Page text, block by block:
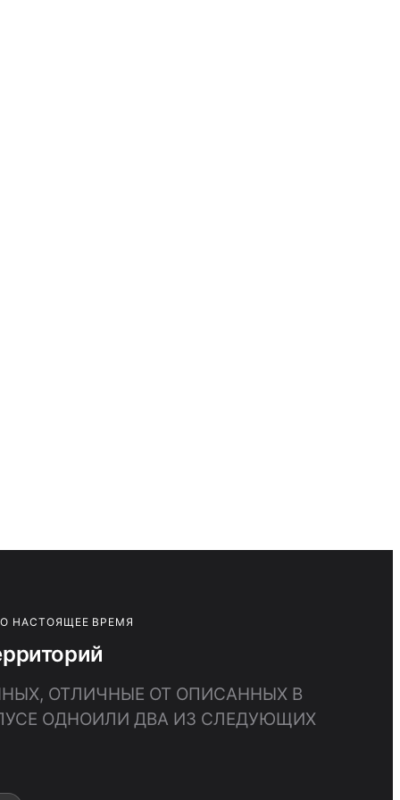
НАСТОЯЩЕЕ ВРЕМЯ
ОТЛИЧНЫЕ ОТ ОПИСАННЫХ В
ОДНОИЛИ ДВА ИЗ СЛЕДУЮЩИХ